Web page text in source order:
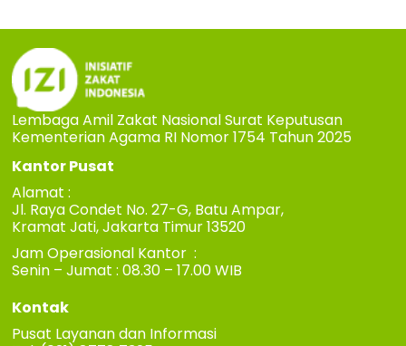
Lembaga Amil Zakat Nasional Surat Keputusan
Kementerian Agama RI Nomor 1754 Tahun 2025
Kantor Pusat
Alamat :
Jl. Raya Condet No. 27-G, Batu Ampar,
Kramat Jati, Jakarta Timur 13520
Jam Operasional Kantor :
Senin – Jumat : 08.30 – 17.00 WIB
Kontak
Pusat Layanan dan Informasi